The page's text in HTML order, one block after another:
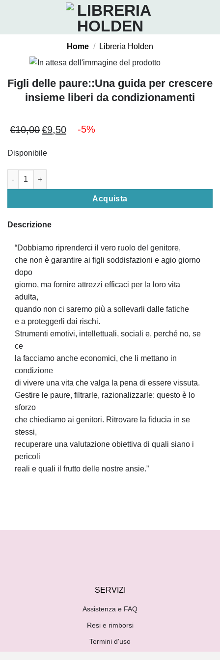
Home / Libreria Holden
Figli delle paure::Una guida per crescere
insieme liberi da condizionamenti
€10,00 Il
originale
€10,00.
€9,50Il
-5%
Disponibile
Figli delle paure::Una guida per crescere insieme liberi da
Acquista
Descrizione
“Dobbiamo riprenderci il vero ruolo del genitore,
che non è garantire ai figli soddisfazioni e agio giorno
dopo
giorno, ma fornire attrezzi efficaci per la loro vita
adulta,
quando non ci saremo più a sollevarli dalle fatiche
e a proteggerli dai rischi.
Strumenti emotivi, intellettuali, sociali e, perché no, se
ce
la facciamo anche economici, che li mettano in
condizione
di vivere una vita che valga la pena di essere vissuta.
Gestire le paure, filtrarle, razionalizzarle: questo è lo
sforzo
che chiediamo ai genitori. Ritrovare la fiducia in se
stessi,
recuperare una valutazione obiettiva di quali siano i
pericoli
reali e quali il frutto delle nostre ansie.”
SERVIZI
Assistenza e FAQ
Resi e rimborsi
Termini d'uso